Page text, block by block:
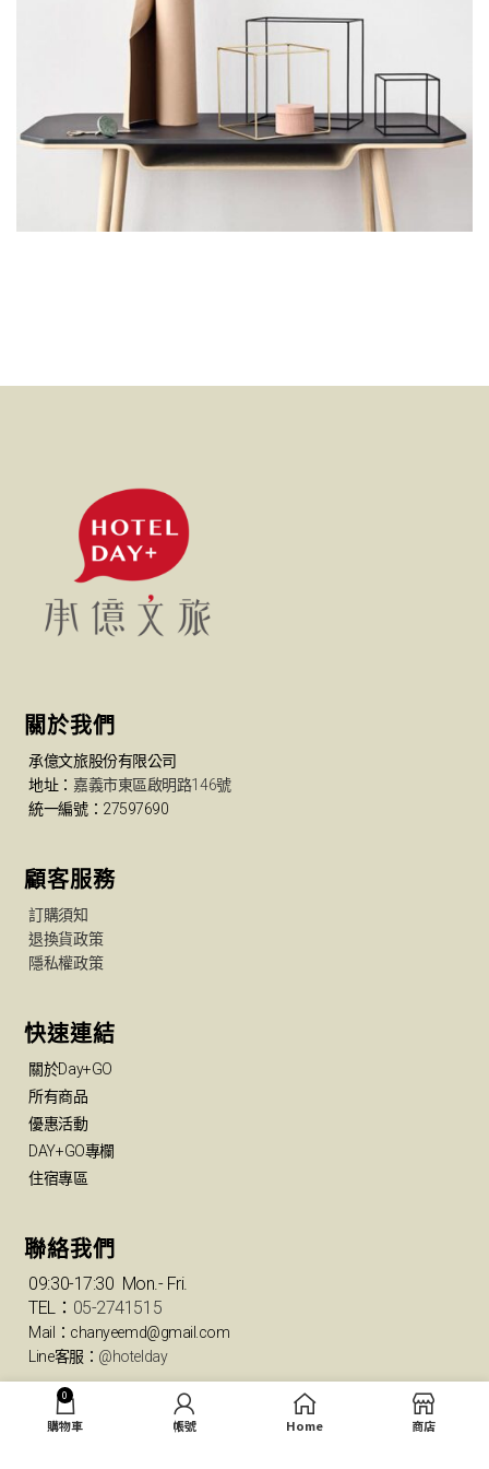
關於我們
承億文旅股份有限公司
地址： 嘉義市東區啟明路146號
統一編號：27597690
顧客服務
訂購須知
退換貨政策
隱私權政策
快速連結
關於Day+GO
所有商品
優惠活動
DAY+GO專欄
住宿專區
聯絡我們
09:30-17:30 Mon.- Fri.
TEL： 05-2741515
Mail：chanyeemd@gmail.com
Line客服： @hotelday
© All Rights Reserved 2023 hotelday
0
購物車 帳號 Home 商店